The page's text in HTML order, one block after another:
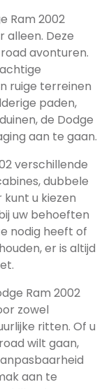
Ram 2002
Deze
avonturen.
ruige terreinen
paden,
de Dodge
aan te gaan.
verschillende
dubbele
u kiezen
uw behoeften
nodig heeft of
er is altijd
Ram 2002
zowel
ritten. Of u
wilt gaan,
aan te